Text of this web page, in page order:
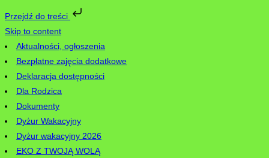
Przejdź do treści
Skip to content
Aktualności, ogłoszenia
Bezpłatne zajęcia dodatkowe
Deklaracja dostępności
Dla Rodzica
Dokumenty
Dyżur Wakacyjny
Dyżur wakacyjny 2026
EKO Z TWOJĄ WOLĄ